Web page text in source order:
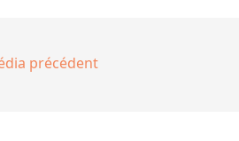
précédent